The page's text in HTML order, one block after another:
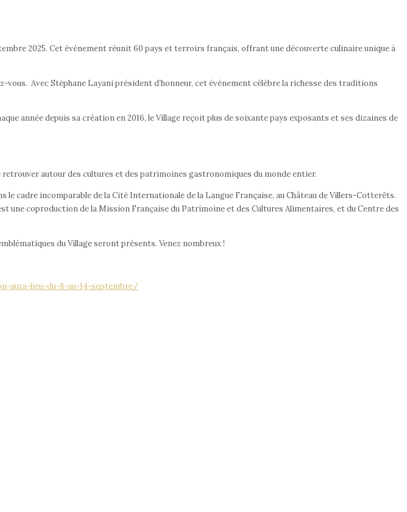
2025. Cet événement réunit 60 pays et terroirs français, offrant une découverte culinaire unique à
Avec Stéphane Layani président d’honneur, cet événement célèbre la richesse des traditions
année depuis sa création en 2016, le Village reçoit plus de soixante pays exposants et ses dizaines de
retrouver autour des cultures et des patrimoines gastronomiques du monde entier.
le cadre incomparable de la Cité Internationale de la Langue Française, au Château de Villers-Cotterêts.
une coproduction de la Mission Française du Patrimoine et des Cultures Alimentaires, et du Centre des
du Village seront présents. Venez nombreux !
aura-lieu-du-8-au-14-septembre/